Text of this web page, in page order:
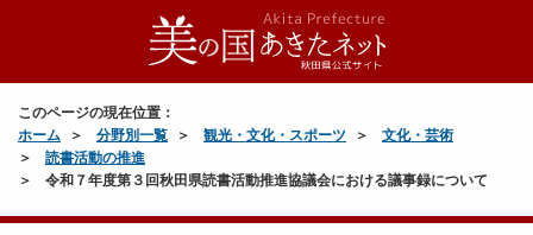
このページの現在位置：
ホーム
分野別一覧 観光・文化・スポーツ
文化・芸術
読書活動の推進
令和７年度第３回秋田県読書活動推進協議会における議事録について